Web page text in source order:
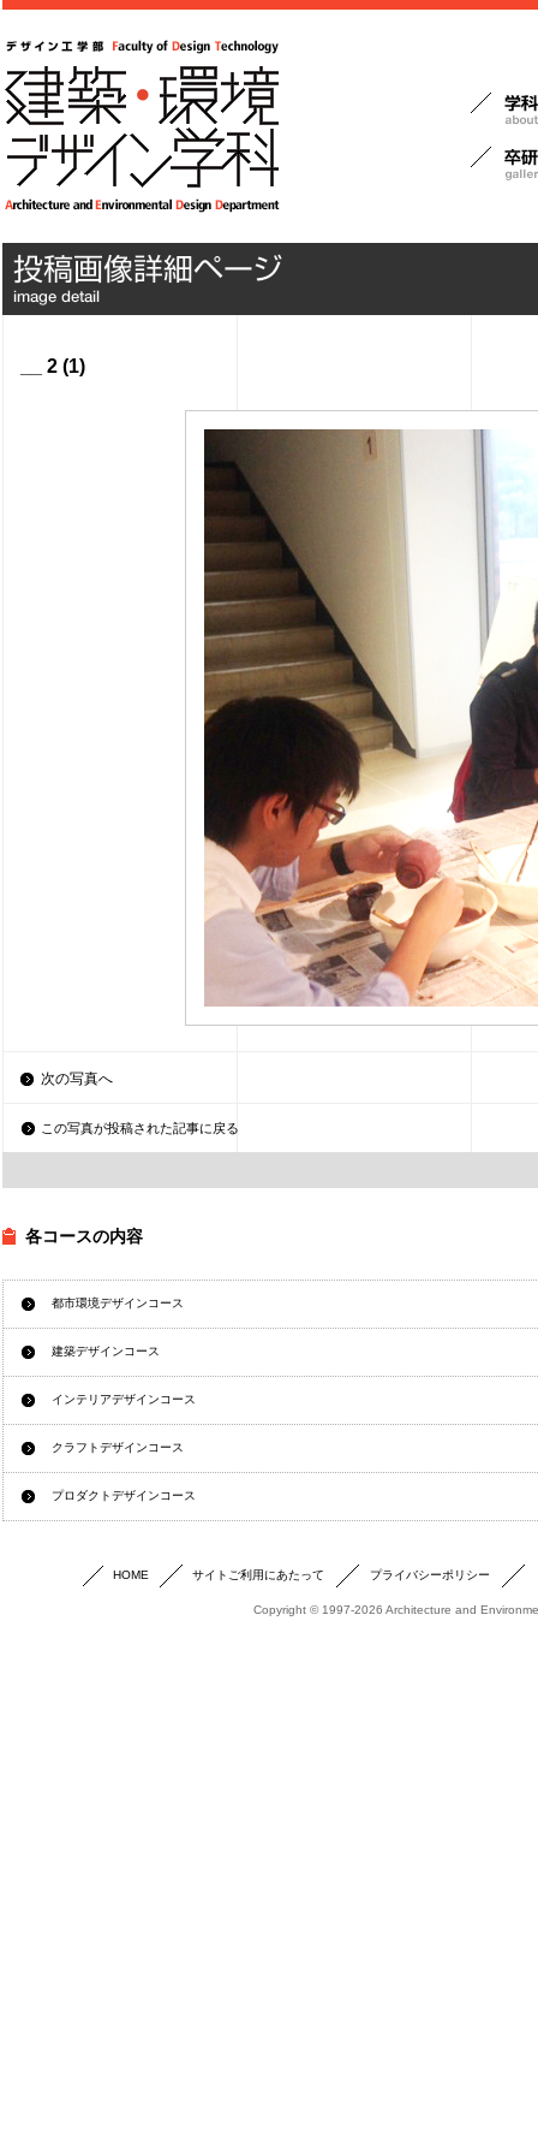
__ 2 (1)
次の写真へ
この写真が投稿された記事に戻る
各コースの内容
都市環境デザインコース
建築デザインコース
インテリアデザインコース
クラフトデザインコース
プロダクトデザインコース
HOME サイトご利用にあたって プライバシーポリシー
Copyright © 1997-2026 Architecture and